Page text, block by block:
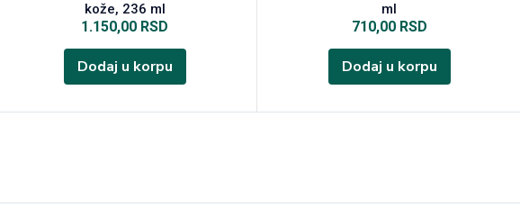
kože, 236 ml
1.150,00 RSD
Dodaj u korpu
ml
710,00 RSD
Dodaj u korpu